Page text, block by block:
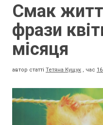
Смак
фрази
місяця
автор статті Тетяна Кущук , час